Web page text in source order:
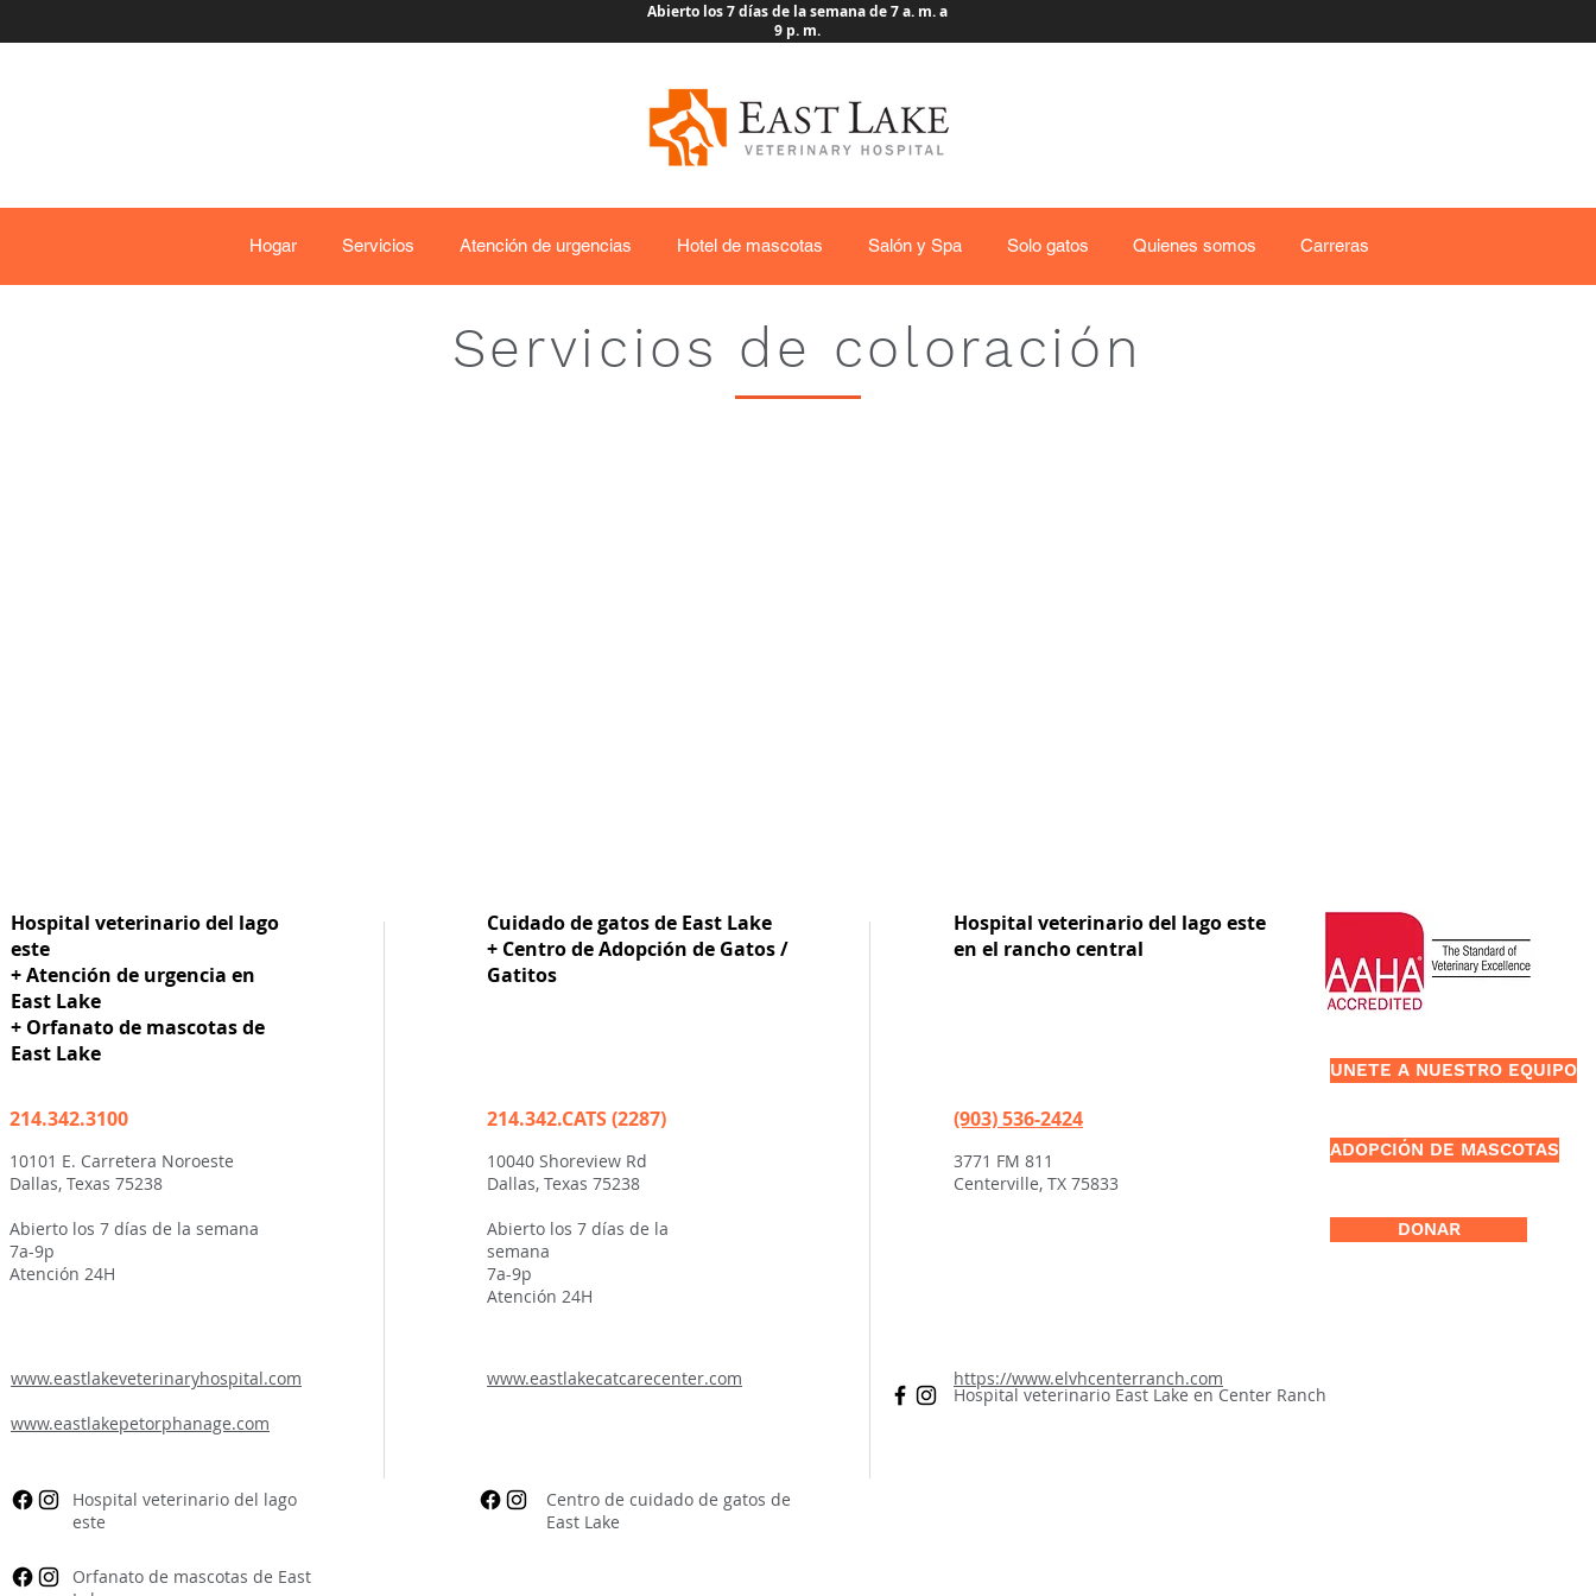
Abierto los 7 días de la semana de 7 a. m. a
9 p. m.
Hogar Servicios Atención de urgencias Hotel de mascotas Salón y Spa Solo gatos Quienes somos Carreras
Servicios de coloración
Hospital veterinario del lago
este
+ Atención de urgencia en
East Lake
+ Orfanato de mascotas de
East Lake
214.342.3100
10101 E. Carretera Noroeste
Dallas, Texas 75238
Abierto los 7 días de la semana
7a-9p
Atención 24H
www.eastlakeveterinaryhospital.com
www.eastlakepetorphanage.com
Hospital veterinario del lago
este
Orfanato de mascotas de East
Cuidado de gatos de East Lake
+ Centro de Adopción de Gatos /
Gatitos
214.342.CATS (2287)
10040 Shoreview Rd
Dallas, Texas 75238
Abierto los 7 días de la
semana
7a-9p
Atención 24H
www.eastlakecatcarecenter.com
Centro de cuidado de gatos de
East Lake
Hospital veterinario del lago este
en el rancho central
(903) 536-2424
3771 FM 811
Centerville, TX 75833
https://www.elvhcenterranch.com
UNETE A NUESTRO EQUIPO
ADOPCIÓN DE MASCOTAS
DONAR
Hospital veterinario East Lake en Center Ranch